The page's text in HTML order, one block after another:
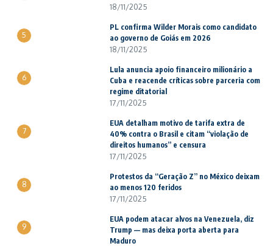
18/11/2025
5
PL confirma Wilder Morais como candidato
ao governo de Goiás em 2026
18/11/2025
6
Lula anuncia apoio financeiro milionário a
Cuba e reacende críticas sobre parceria com
regime ditatorial
17/11/2025
7
EUA detalham motivo de tarifa extra de
40% contra o Brasil e citam “violação de
direitos humanos” e censura
17/11/2025
8
Protestos da “Geração Z” no México deixam
ao menos 120 feridos
17/11/2025
9
EUA podem atacar alvos na Venezuela, diz
Trump — mas deixa porta aberta para
Maduro